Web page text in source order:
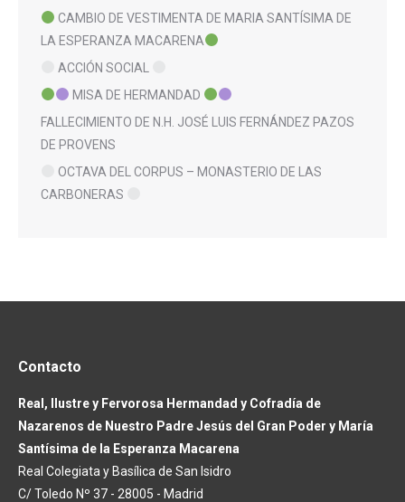
CAMBIO DE VESTIMENTA DE MARIA SANTÍSIMA DE
LA ESPERANZA MACARENA
ACCIÓN SOCIAL
MISA DE HERMANDAD
FALLECIMIENTO DE N.H. JOSÉ LUIS FERNÁNDEZ PAZOS
DE PROVENS
OCTAVA DEL CORPUS – MONASTERIO DE LAS
CARBONERAS
Contacto
Real, Ilustre y Fervorosa Hermandad y Cofradía de
Nazarenos de Nuestro Padre Jesús del Gran Poder y María
Santísima de la Esperanza Macarena
Real Colegiata y Basílica de San Isidro
C/ Toledo Nº 37 - 28005 - Madrid